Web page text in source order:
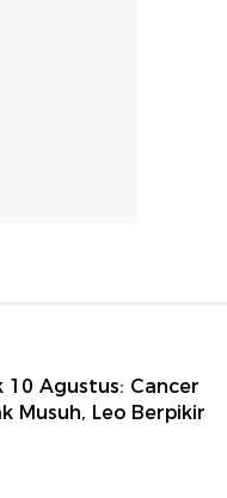
10 Agustus: Cancer
Musuh, Leo Berpikir